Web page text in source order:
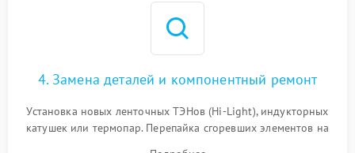
4. Замена деталей и компонентный ремонт
Установка новых ленточных ТЭНов (Hi-Light), индукторных
катушек или термопар. Перепайка сгоревших элементов на